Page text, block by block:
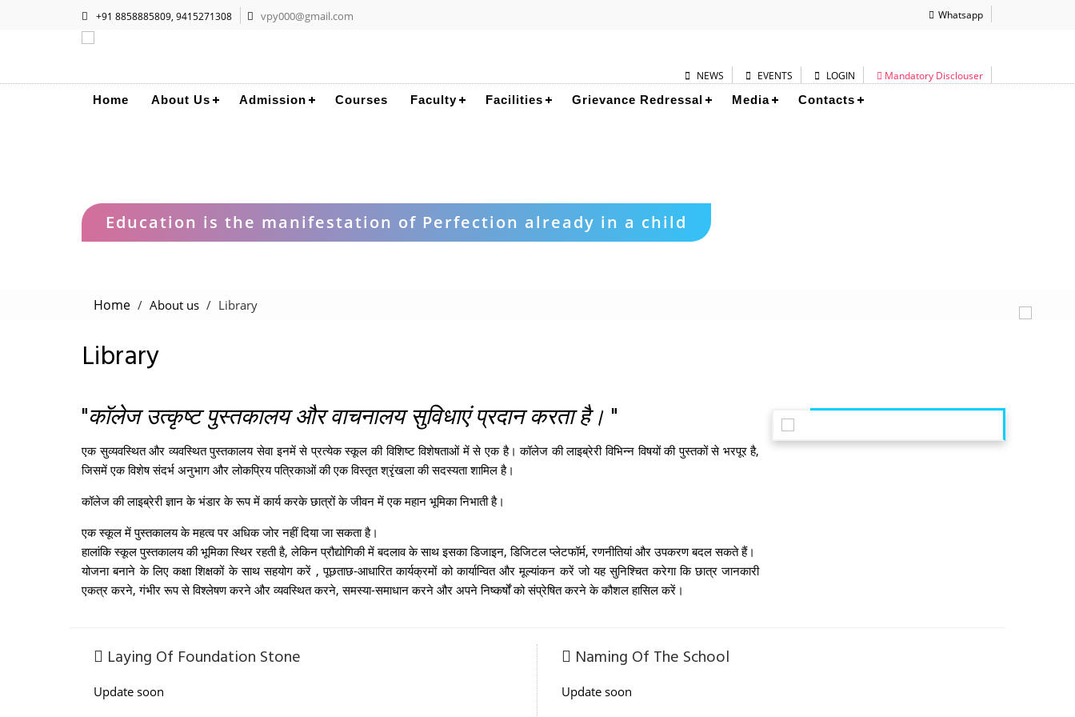
+91 8858885809, 9415271308 vpy000@gmail.com Whatsapp
NEWS EVENTS LOGIN
Mandatory Disclouser
Home
About Us Admission Courses Faculty Facilities Grievance Redressal Media Contacts
Education is the manifestation of Perfection already in a child
Home About us Library
Library
"कॉलेज उत्कृष्ट पुस्तकालय और वाचनालय सुविधाएं प्रदान करता है।"
एक सुव्यवस्थित और व्यवस्थित पुस्तकालय सेवा इनमें से प्रत्येक स्कूल की विशिष्ट विशेषताओं में से एक है। कॉलेज की लाइब्रेरी विभिन्न विषयों की पुस्तकों से भरपूर है,
जिसमें एक विशेष संदर्भ अनुभाग और लोकप्रिय पत्रिकाओं की एक विस्तृत श्रृंखला की सदस्यता शामिल है।
कॉलेज की लाइब्रेरी ज्ञान के भंडार के रूप में कार्य करके छात्रों के जीवन में एक महान भूमिका निभाती है।
एक स्कूल में पुस्तकालय के महत्व पर अधिक जोर नहीं दिया जा सकता है।
हालांकि स्कूल पुस्तकालय की भूमिका स्थिर रहती है, लेकिन प्रौद्योगिकी में बदलाव के साथ इसका डिजाइन, डिजिटल प्लेटफॉर्म, रणनीतियां और उपकरण बदल सकते हैं।
योजना बनाने के लिए कक्षा शिक्षकों के साथ सहयोग करें , पूछताछ-आधारित कार्यक्रमों को कार्यान्वित और मूल्यांकन करें जो यह सुनिश्चित करेगा कि छात्र जानकारी
एकत्र करने, गंभीर रूप से विश्लेषण करने और व्यवस्थित करने, समस्या-समाधान करने और अपने निष्कर्षों को संप्रेषित करने के कौशल हासिल करें।
Laying Of Foundation Stone
Update soon
Naming Of The School
Update soon